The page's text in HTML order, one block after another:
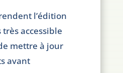
l’édition
accessible
mettre à jour
avant